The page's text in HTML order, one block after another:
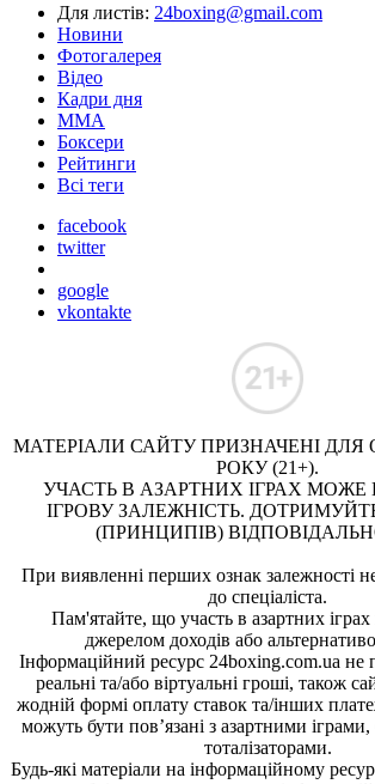
Для листів: 24boxing@gmail.com
Новини
Фотогалерея
Відео
Кадри дня
ММА
Боксери
Рейтинги
Всі теги
facebook
twitter
google
vkontakte
МАТЕРІАЛИ САЙТУ ПРИЗНАЧЕНІ ДЛЯ
РОКУ (21+).
УЧАСТЬ В АЗАРТНИХ ІГРАХ
ІГРОВУ ЗАЛЕЖНІСТЬ.
(ПРИНЦИПІВ)
При виявленні перших ознак залежності
до спеціаліста.
Пам'ятайте, що участь в азартних
джерелом доходів або
Інформаційний ресурс 24boxing.com.ua не
реальні та/або віртуальні гроші, також
жодній формі оплату ставок та/інших
можуть бути пов’язані з азартними
тоталізаторами.
Будь-які матеріали на інформаційному